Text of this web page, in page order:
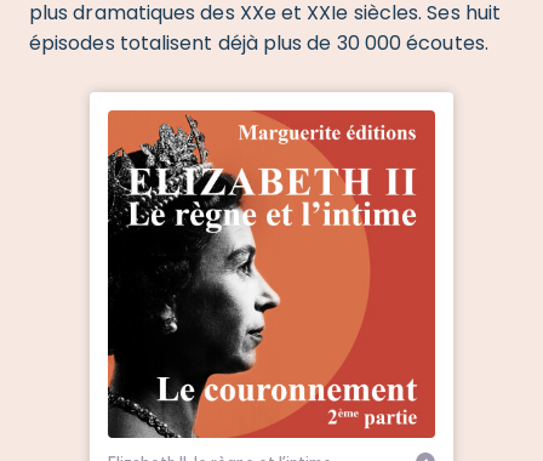
plus dramatiques des XXe et XXIe siècles. Ses huit
épisodes totalisent déjà plus de 30 000 écoutes.